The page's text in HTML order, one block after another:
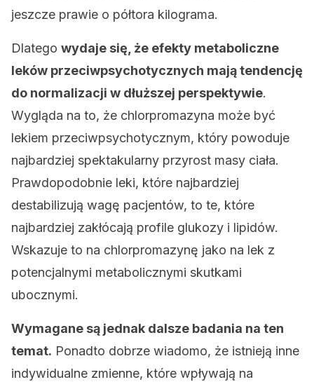
jeszcze prawie o półtora kilograma.
Dlatego wydaje się, że efekty metaboliczne
leków przeciwpsychotycznych mają tendencję
do normalizacji w dłuższej perspektywie.
Wygląda na to, że chlorpromazyna może być
lekiem przeciwpsychotycznym, który powoduje
najbardziej spektakularny przyrost masy ciała.
Prawdopodobnie leki, które najbardziej
destabilizują wagę pacjentów, to te, które
najbardziej zakłócają profile glukozy i lipidów.
Wskazuje to na chlorpromazynę jako na lek z
potencjalnymi metabolicznymi skutkami
ubocznymi.
Wymagane są jednak dalsze badania na ten
temat. Ponadto dobrze wiadomo, że istnieją inne
indywidualne zmienne, które wpływają na